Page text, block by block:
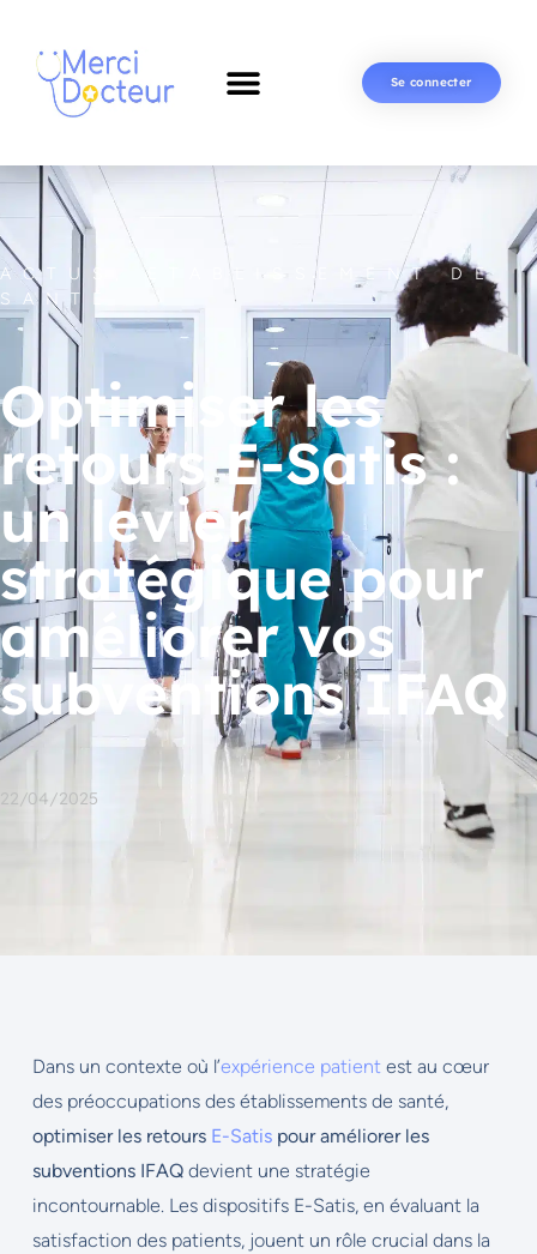
Se connecter
ACTUS ,ETABLISSEMENT DE
SANTÉ
Optimiser les
retours E-Satis :
un levier
stratégique pour
améliorer vos
subventions IFAQ
22/04/2025
Dans un contexte où l’expérience patientest au cœur
des préoccupations des établissements de santé,
optimiser les retours E-Satispour améliorer les
subventions IFAQdevient une stratégie
incontournable. Les dispositifs E-Satis, en évaluant la
satisfaction des patients, jouent un rôle crucial dans la